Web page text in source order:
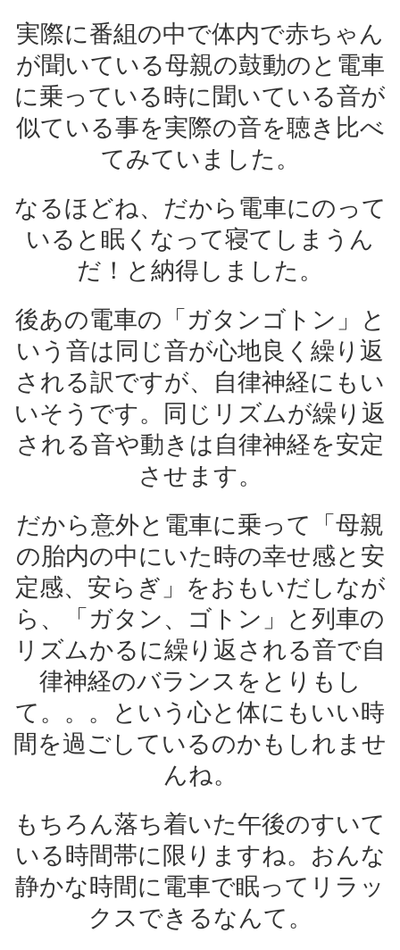
実際に番組の中で体内で赤ちゃん
が聞いている母親の鼓動のと電車
に乗っている時に聞いている音が
似ている事を実際の音を聴き比べ
てみていました。
なるほどね、だから電車にのって
いると眠くなって寝てしまうん
だ！と納得しました。
後あの電車の「ガタンゴトン」と
いう音は同じ音が心地良く繰り返
される訳ですが、自律神経にもい
いそうです。同じリズムが繰り返
される音や動きは自律神経を安定
させます。
だから意外と電車に乗って「母親
の胎内の中にいた時の幸せ感と安
定感、安らぎ」をおもいだしなが
ら、「ガタン、ゴトン」と列車の
リズムかるに繰り返される音で自
律神経のバランスをとりもし
て。。。という心と体にもいい時
間を過ごしているのかもしれませ
んね。
もちろん落ち着いた午後のすいて
いる時間帯に限りますね。おんな
静かな時間に電車で眠ってリラッ
クスできるなんて。